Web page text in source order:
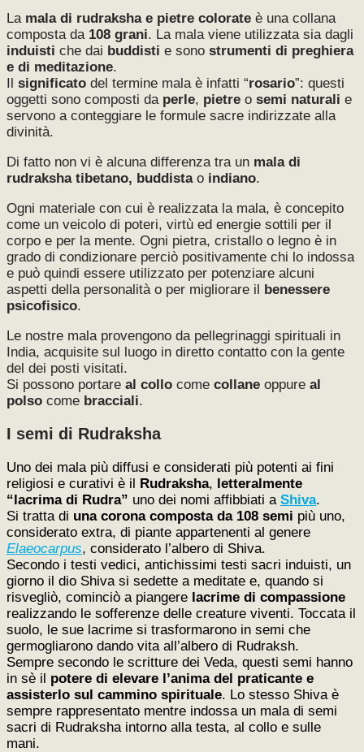
La mala di rudraksha e pietre colorate è una collana
composta da 108 grani. La mala viene utilizzata sia dagli
induisti che dai buddisti e sono strumenti di preghiera
e di meditazione.
significato del termine mala è infatti “rosario”: questi
oggetti sono composti da perle, pietre o semi naturali e
servono a conteggiare le formule sacre indirizzate alla
divinità.
Di fatto non vi è alcuna differenza tra un mala di
rudraksha tibetano, buddista o indiano.
Ogni materiale con cui è realizzata la mala, è concepito
come un veicolo di poteri, virtù ed energie sottili per il
corpo e per la mente. Ogni pietra, cristallo o legno è in
grado di condizionare perciò positivamente chi lo indossa
e può quindi essere utilizzato per potenziare alcuni
aspetti della personalità o per migliorare il benessere
psicofisico.
Le nostre mala provengono da pellegrinaggi spirituali in
India, acquisite sul luogo in diretto contatto con la gente
del dei posti visitati.
Si possono portare al collo come collane oppure al
polso come bracciali.
I semi di Rudraksha
Uno dei mala più diffusi e considerati più potenti ai fini
religiosi e curativi è il Rudraksha, letteralmente
“lacrima di Rudra” uno dei nomi affibbiati a Shiva.
Si tratta di una corona composta da 108 semi più uno,
considerato extra, di piante appartenenti al genere
Elaeocarpus, considerato l’albero di Shiva.
Secondo i testi vedici, antichissimi testi sacri induisti, un
giorno il dio Shiva si sedette a meditate e, quando si
risvegliò, cominciò a piangere lacrime di compassione
realizzando le sofferenze delle creature viventi. Toccata il
suolo, le sue lacrime si trasformarono in semi che
germogliarono dando vita all’albero di Rudraksh.
Sempre secondo le scritture dei Veda, questi semi hanno
in sè il potere di elevare l’anima del praticante e
assisterlo sul cammino spirituale. Lo stesso Shiva è
sempre rappresentato mentre indossa un mala di semi
sacri di Rudraksha intorno alla testa, al collo e sulle
mani.